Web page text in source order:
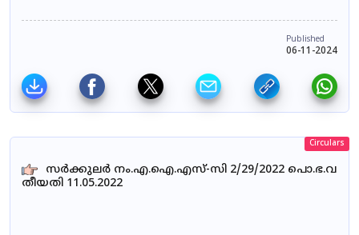
Published
06-11-2024
Circulars
സർക്കുലർ നം.എ.ഐ.എസ്-സി 2/29/2022 പൊ.ഭ.വ
തീയതി 11.05.2022